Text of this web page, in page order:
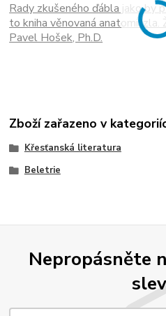
Rady zkušeného ďábla jako by
to kniha věnovaná anatomii zla.
Pavel Hošek, Ph.D.
Zboží zařazeno v
Křesťanská literatura
Beletrie
Nepropásněte